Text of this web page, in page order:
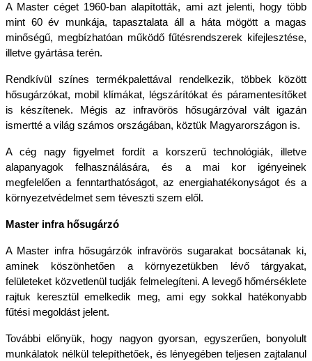
A Master céget 1960-ban alapították, ami azt jelenti, hogy több
mint 60 év munkája, tapasztalata áll a háta mögött a magas
minőségű, megbízhatóan működő fűtésrendszerek kifejlesztése,
illetve gyártása terén.
Rendkívül színes termékpalettával rendelkezik, többek között
hősugárzókat, mobil klímákat, légszárítókat és páramentesítőket
is készítenek. Mégis az infravörös hősugárzóval vált igazán
ismertté a világ számos országában, köztük Magyarországon is.
A cég nagy figyelmet fordít a korszerű technológiák, illetve
alapanyagok felhasználására, és a mai kor igényeinek
megfelelően a fenntarthatóságot, az energiahatékonyságot és a
környezetvédelmet sem téveszti szem elől.
Master infra hősugárzó
A Master infra hősugárzók infravörös sugarakat bocsátanak ki,
aminek köszönhetően a környezetükben lévő tárgyakat,
felületeket közvetlenül tudják felmelegíteni. A levegő hőmérséklete
rajtuk keresztül emelkedik meg, ami egy sokkal hatékonyabb
fűtési megoldást jelent.
További előnyük, hogy nagyon gyorsan, egyszerűen, bonyolult
munkálatok nélkül telepíthetőek, és lényegében teljesen zajtalanul